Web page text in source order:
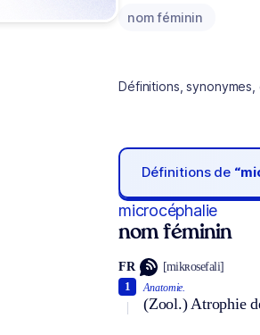
nom féminin
Définitions,
Définitions de
microcéphalie
nom féminin
FR [mikʀosefali]
Anatomie.
(Zool.) Atrophie
1